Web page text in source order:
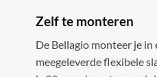
Zelf te monteren
De Bellagio monteer je in
meegeleverde flexibele